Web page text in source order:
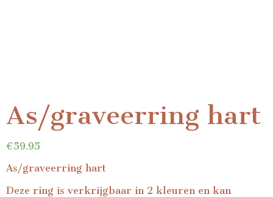
As/graveerring hart
€59.95
As/graveerring hart
Deze ring is verkrijgbaar in 2 kleuren en kan